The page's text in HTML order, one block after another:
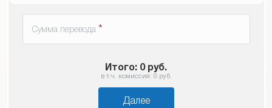
Сумма перевода *
Итого: 0руб.
в т.ч. комиссия: 0 руб.
Далее